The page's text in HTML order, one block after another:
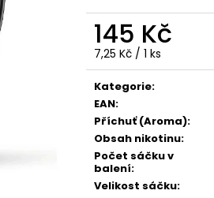
145 Kč
Měrná
cena:
7,25 Kč / 1 ks
Kategorie:
EAN:
Příchuť (Aroma):
Obsah nikotinu:
Počet sáčku v
balení:
Velikost sáčku:
59 Kč
Původně: